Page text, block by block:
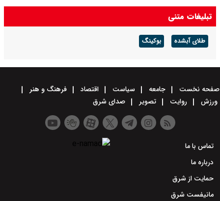
تبلیغات متنی
طلای آبشده بوکینگ
صفحه نخست جامعه سیاست اقتصاد
فرهنگ و هنر
ورزش
روایت تصویر صدای شرق
تماس با ما
درباره ما
حمایت از شرق
مانیفست شرق